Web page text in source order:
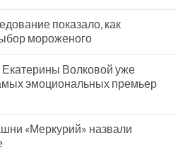
показало, как
мороженого
Екатерины Волковой уже
эмоциональных премьер
«Меркурий» назвали